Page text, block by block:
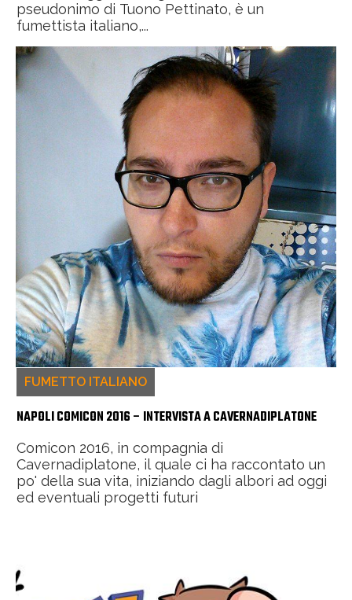
pseudonimo di Tuono Pettinato, è un
fumettista italiano,...
FUMETTO ITALIANO
NAPOLI COMICON 2016 – INTERVISTA A CAVERNADIPLATONE
Comicon 2016, in compagnia di
Cavernadiplatone, il quale ci ha raccontato un
po' della sua vita, iniziando dagli albori ad oggi
ed eventuali progetti futuri